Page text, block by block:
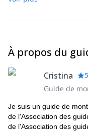
Cependant, 2
le sommet paie : 2040 -
a 2 guides pour garder
repas ne sont pas inclus
directement par les
À propos du
Cristina
Guide de
Je suis un guide de
de l'Association des
de l'Association des